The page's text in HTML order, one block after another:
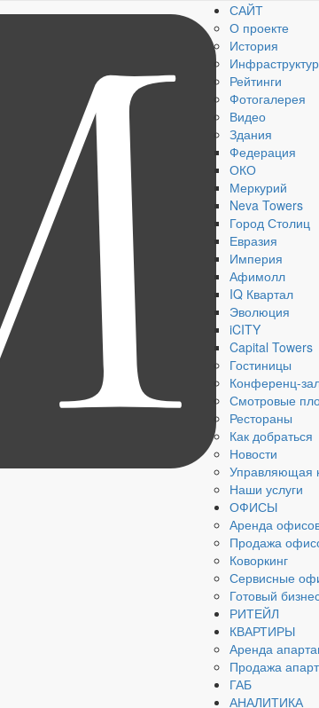
САЙТ
О проекте
История
Рейтинги
Фотогалерея
Видео
Здания
Федерация
ОКО
Меркурий
Neva Towers
Город Столиц
Евразия
Империя
Афимолл
IQ Квартал
Эволюция
iCITY
Capital Towers
Гостиницы
Конференц-
Смотровые
Рестораны
Как добраться
Новости
Управляющая
Наши услуги
ОФИСЫ
Аренда
Продажа
Коворкинг
Сервисные
Готовый
РИТЕЙЛ
КВАРТИРЫ
Аренда
Продажа
ГАБ
АНАЛИТИКА